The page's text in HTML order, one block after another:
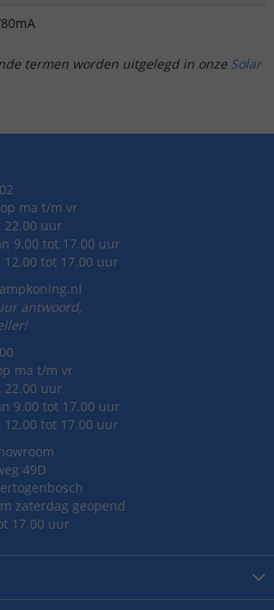
termen worden uitgelegd in onze Solar
ma t/m vr
22.00 uur
9.00 tot 17.00 uur
12.00 tot 17.00 uur
antwoord,
ma t/m vr
22.00 uur
9.00 tot 17.00 uur
12.00 tot 17.00 uur
49D
zaterdag geopend
17.00 uur